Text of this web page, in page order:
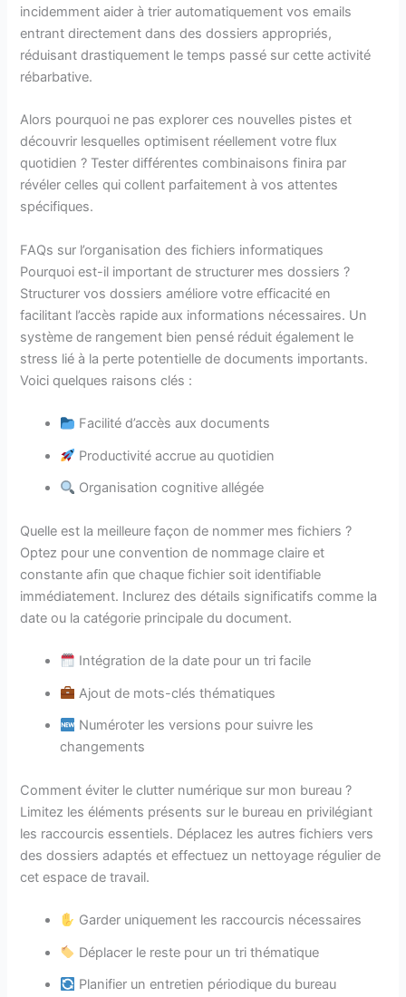
incidemment aider à trier automatiquement vos emails
entrant directement dans des dossiers appropriés,
réduisant drastiquement le temps passé sur cette activité
rébarbative.
Alors pourquoi ne pas explorer ces nouvelles pistes et
découvrir lesquelles optimisent réellement votre flux
quotidien ? Tester différentes combinaisons finira par
révéler celles qui collent parfaitement à vos attentes
spécifiques.
FAQs sur l’organisation des fichiers informatiques
Pourquoi est-il important de structurer mes dossiers ?
Structurer vos dossiers améliore votre efficacité en
facilitant l’accès rapide aux informations nécessaires. Un
système de rangement bien pensé réduit également le
stress lié à la perte potentielle de documents importants.
Voici quelques raisons clés :
Facilité d’accès aux documents
Productivité accrue au quotidien
Organisation cognitive allégée
Quelle est la meilleure façon de nommer mes fichiers ?
Optez pour une convention de nommage claire et
constante afin que chaque fichier soit identifiable
immédiatement. Inclurez des détails significatifs comme la
date ou la catégorie principale du document.
Intégration de la date pour un tri facile
Ajout de mots-clés thématiques
Numéroter les versions pour suivre les
changements
Comment éviter le clutter numérique sur mon bureau ?
Limitez les éléments présents sur le bureau en privilégiant
les raccourcis essentiels. Déplacez les autres fichiers vers
des dossiers adaptés et effectuez un nettoyage régulier de
cet espace de travail.
Garder uniquement les raccourcis nécessaires
Déplacer le reste pour un tri thématique
Planifier un entretien périodique du bureau